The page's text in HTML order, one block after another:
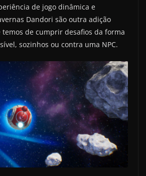
de jogo dinâmica e
Dandori são outra adição
de cumprir desafios da forma
sozinhos ou contra uma NPC.